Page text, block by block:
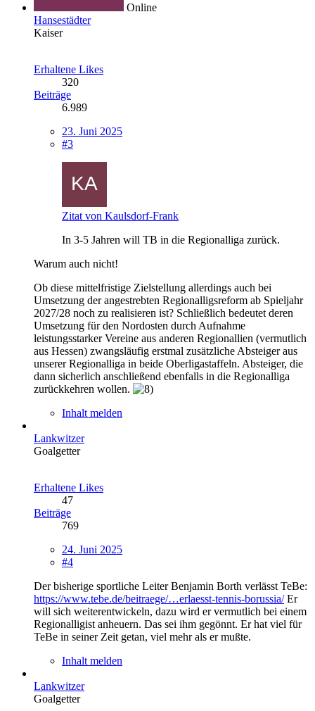
Online
Hansestädter
Kaiser
Erhaltene Likes
320
Beiträge
6.989
23. Juni 2025
#3
Zitat von Kaulsdorf-Frank
In 3-5 Jahren will TB in die Regionalliga zurück.
Warum auch nicht!
Ob diese mittelfristige Zielstellung allerdings auch bei
Umsetzung der angestrebten Regionalligsreform ab Spieljahr
2027/28 noch zu realisieren ist? Schließlich bedeutet deren
Umsetzung für den Nordosten durch Aufnahme
leistungsstarker Vereine aus anderen Regionallien (vermutlich
aus Hessen) zwangsläufig erstmal zusätzliche Absteiger aus
unserer Regionalliga in beide Oberligastaffeln. Absteiger, die
dann sicherlich anschließend ebenfalls in die Regionalliga
zurückkehren wollen.
Inhalt melden
Lankwitzer
Goalgetter
Erhaltene Likes
47
Beiträge
769
24. Juni 2025
#4
Der bisherige sportliche Leiter Benjamin Borth verlässt TeBe:
https://www.tebe.de/beitraege/…erlaesst-tennis-borussia/Er
will sich weiterentwickeln, dazu wird er vermutlich bei einem
Regionalligist anheuern. Das sei ihm gegönnt. Er hat viel für
TeBe in seiner Zeit getan, viel mehr als er mußte.
Inhalt melden
Lankwitzer
Goalgetter